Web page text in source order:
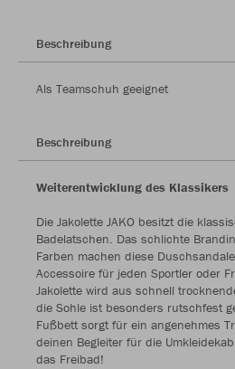
Beschreibung
Als Teamschuh geeignet
Beschreibung
Weiterentwicklung des Klassikers
Die Jakolette JAKO besitzt die
Badelatschen. Das schlichte
Farben machen diese
Accessoire für jeden Sportler oder
Jakolette wird aus schnell
die Sohle ist besonders rutschfest
Fußbett sorgt für ein angenehmes
deinen Begleiter für die
das Freibad!